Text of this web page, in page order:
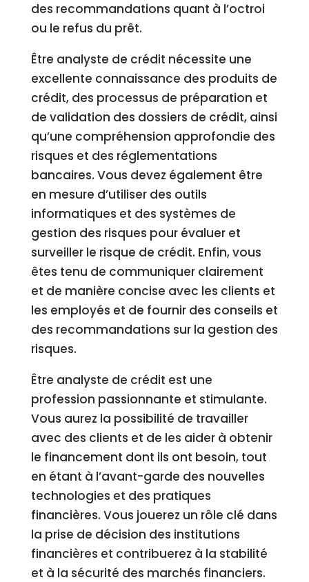
des recommandations quant à l’octroi
ou le refus du prêt.
Être analyste de crédit nécessite une
excellente connaissance des produits de
crédit, des processus de préparation et
de validation des dossiers de crédit, ainsi
qu’une compréhension approfondie des
risques et des réglementations
bancaires. Vous devez également être
en mesure d’utiliser des outils
informatiques et des systèmes de
gestion des risques pour évaluer et
surveiller le risque de crédit. Enfin, vous
êtes tenu de communiquer clairement
et de manière concise avec les clients et
les employés et de fournir des conseils et
des recommandations sur la gestion des
risques.
Être analyste de crédit est une
profession passionnante et stimulante.
Vous aurez la possibilité de travailler
avec des clients et de les aider à obtenir
le financement dont ils ont besoin, tout
en étant à l’avant-garde des nouvelles
technologies et des pratiques
financières. Vous jouerez un rôle clé dans
la prise de décision des institutions
financières et contribuerez à la stabilité
et à la sécurité des marchés financiers.